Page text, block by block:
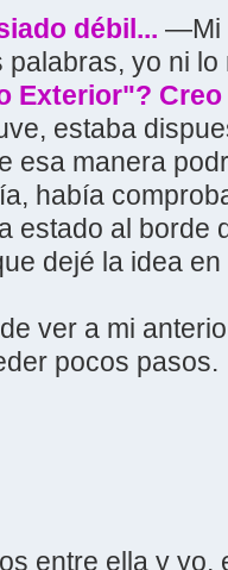
débil... —Mi
palabras, yo ni
Exterior"?
estaba
esa manera
había
estado al borde
dejé la idea en
ver a mi
pocos pasos.
entre ella y yo,